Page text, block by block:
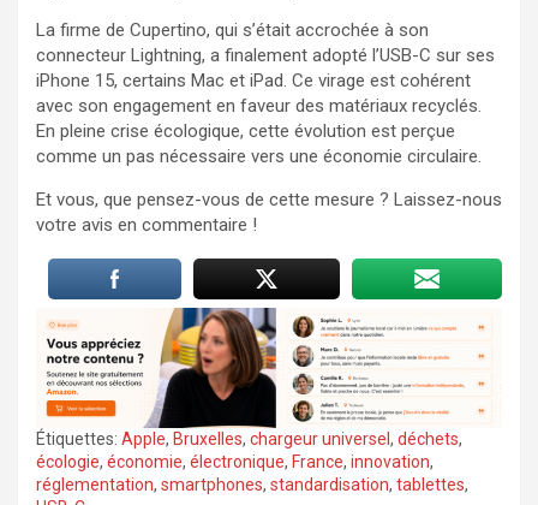
La firme de Cupertino, qui s’était accrochée à son
connecteur Lightning, a finalement adopté l’USB-C sur ses
iPhone 15, certains Mac et iPad. Ce virage est cohérent
avec son engagement en faveur des matériaux recyclés.
En pleine crise écologique, cette évolution est perçue
comme un pas nécessaire vers une économie circulaire.
Et vous, que pensez-vous de cette mesure ? Laissez-nous
votre avis en commentaire !
Étiquettes: Apple, Bruxelles, chargeur universel , déchets,
écologie, économie, électronique, France, innovation,
réglementation, smartphones, standardisation, tablettes,